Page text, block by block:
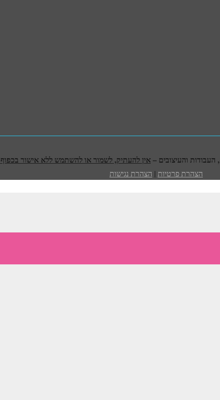
אין להעתיק, לשמור או להשתמש ללא אישור בכפוף
הצהרת פרטיות | הצהרת נגישות